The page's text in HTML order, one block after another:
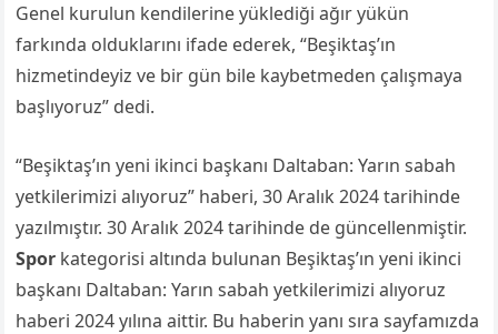
Genel kurulun kendilerine yüklediği ağır yükün
farkında olduklarını ifade ederek, “Beşiktaş’ın
hizmetindeyiz ve bir gün bile kaybetmeden çalışmaya
başlıyoruz” dedi.
“Beşiktaş’ın yeni ikinci başkanı Daltaban: Yarın sabah
yetkilerimizi alıyoruz” haberi, 30 Aralık 2024 tarihinde
yazılmıştır. 30 Aralık 2024 tarihinde de güncellenmiştir.
Spor kategorisi altında bulunan Beşiktaş’ın yeni ikinci
başkanı Daltaban: Yarın sabah yetkilerimizi alıyoruz
haberi 2024 yılına aittir. Bu haberin yanı sıra sayfamızda